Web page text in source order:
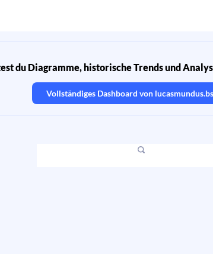
du Diagramme, historische Trends und
Vollständiges Dashboard von